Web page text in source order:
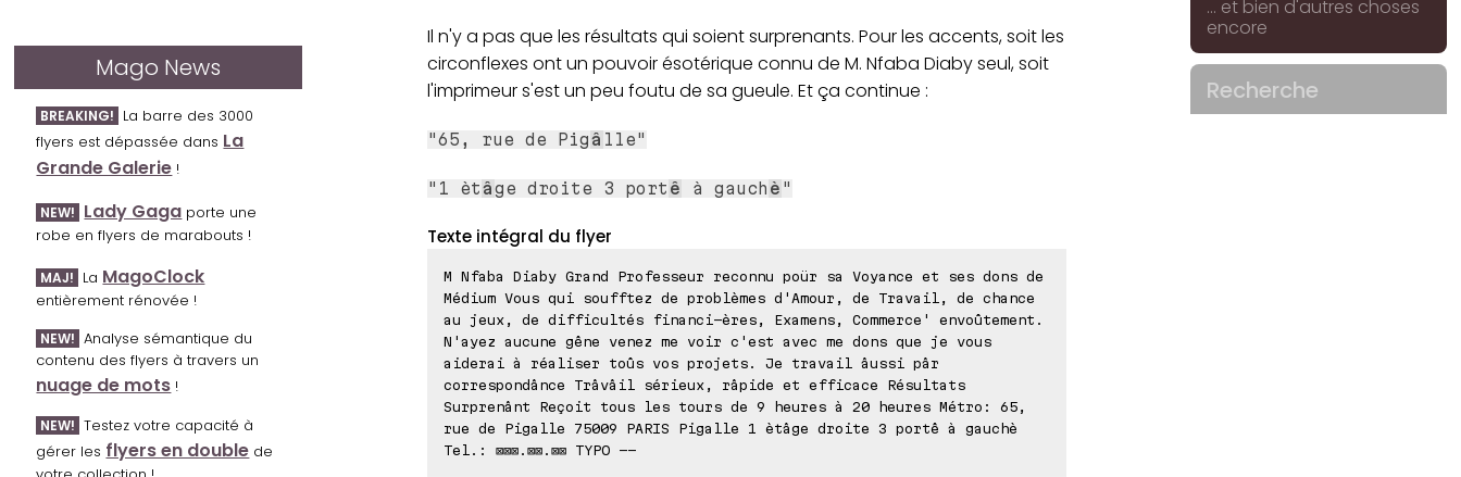
Mago News
BREAKING! La barre des 3000
flyers est dépassée dans La
Grande Galerie !
NEW! Lady Gaga porte une
robe en flyers de marabouts !
MAJ! La MagoClock
entièrement rénovée !
NEW! Analyse sémantique du
contenu des flyers à travers un
nuage de mots !
NEW! Testez votre capacité à
gérer les flyers en double de
Il n'y a pas que les résultats qui soient surprenants. Pour les accents, soit les
circonflexes ont un pouvoir ésotérique connu de M. Nfaba Diaby seul, soit
l'imprimeur s'est un peu foutu de sa gueule. Et ça continue :
"65, rue de Pigâ lle"
"1 ètâge droite 3 port ê à gauch è "
Texte intégral du flyer
M Nfaba Diaby Grand Professeur reconnu poür sa Voyance et ses dons de
Médium Vous qui soufftez de problèmes d'Amour, de Travail, de chance
au jeux, de difficultés financi-ères, Examens, Commerce' envoûtement.
N'ayez aucune gêne venez me voir c'est avec me dons que je vous
aiderai à réaliser toûs vos projets. Je travail âussi pâr
correspondânce Trâvâil sérieux, râpide et efficace Résultats
Surprenânt Reçoit tous les tours de 9 heures à 20 heures Métro: 65,
rue de Pigalle 75009 PARIS Pigalle 1 ètâge droite 3 portê à gauchè
Tel.: ⊠⊠⊠.⊠⊠.⊠⊠ TYPO --
... et bien d'autres choses
encore
Recherche